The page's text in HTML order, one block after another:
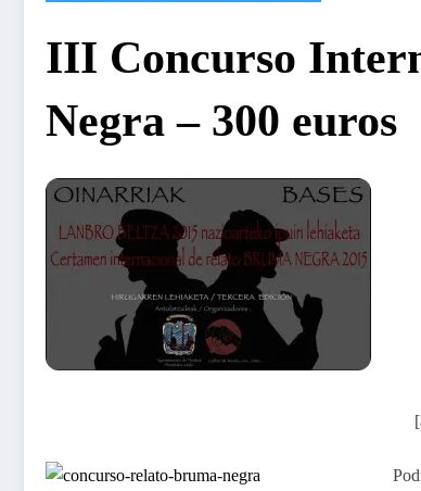
III Concurso
Negra – 300 euros